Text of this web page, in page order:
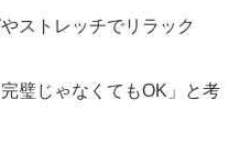
やストレッチでリラック
完璧じゃなくてもOK」と考